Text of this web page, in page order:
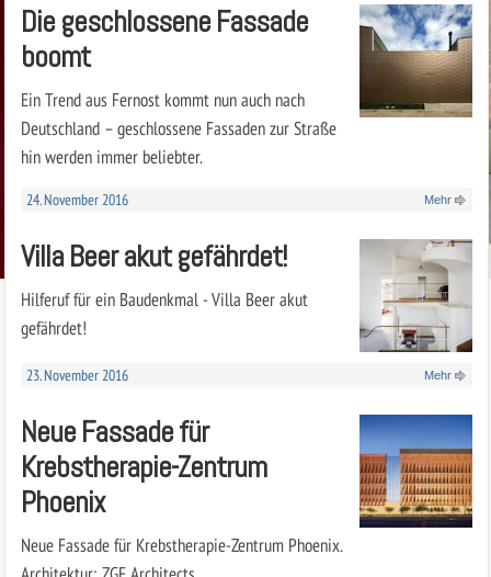
Die geschlossene Fassade
boomt
Ein Trend aus Fernost kommt nun auch nach
Deutschland – geschlossene Fassaden zur Straße
hin werden immer beliebter.
24. November 2016 Mehr
Villa Beer akut gefährdet!
Hilferuf für ein Baudenkmal - Villa Beer akut
gefährdet!
23. November 2016 Mehr
Neue Fassade für
Krebstherapie-Zentrum
Phoenix
Neue Fassade für Krebstherapie-Zentrum Phoenix.